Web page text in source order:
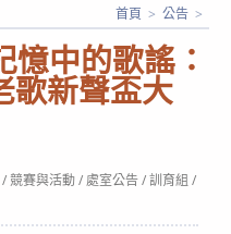
中的歌謠：
歌新聲盃大
首頁 > 公告 >
/競賽與活動/處室公告/訓育組 /